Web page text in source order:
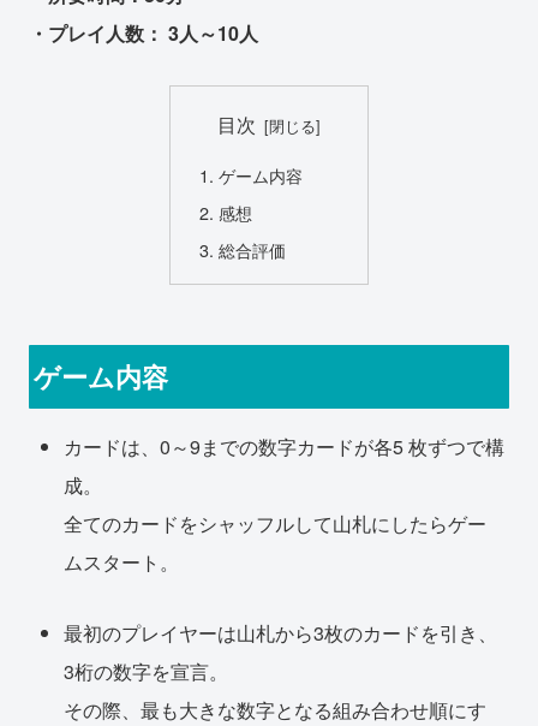
・プレイ人数： 3人～10人
目次
ゲーム内容
感想
総合評価
ゲーム内容
カードは、0～9までの数字カードが各5 枚ずつで構
成。
全てのカードをシャッフルして山札にしたらゲー
ムスタート。
最初のプレイヤーは山札から3枚のカードを引き、
3桁の数字を宣言。
その際、最も大きな数字となる組み合わせ順にす